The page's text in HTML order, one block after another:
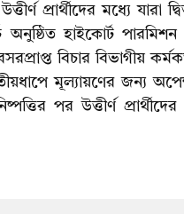
প্রার্থীদের মধ্যে যারা
হাইকোর্ট পারমিশন
বিচার বিভাগীয়
মূল্যায়ণের জন্য
পর উত্তীর্ণ